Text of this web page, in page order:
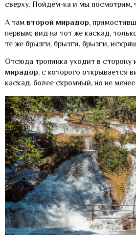
сверху. Пойдем-ка и мы посмотрим,
А тамвторой мирадор,
первым: вид на тот же каскад,
те же брызги, брызги, брызги,
Отсюда тропинка уходит в сторону
мирадор, с которого открывается
каскад, более скромный, но не